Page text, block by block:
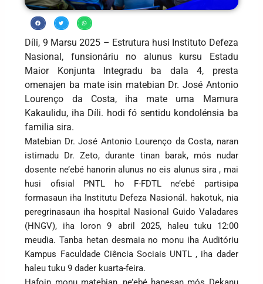
Díli, 9 Marsu 2025 – Estrutura husi Instituto Defeza
Nasional, funsionáriu no alunus kursu Estadu
Maior Konjunta Integradu ba dala 4, presta
omenajen ba mate isin matebian Dr. José Antonio
Lourenço da Costa, iha mate uma Mamura
Kakaulidu, iha Díli. hodi fó sentidu kondolénsia ba
familia sira.
Matebian Dr. José Antonio Lourenço da Costa, naran
istimadu Dr. Zeto, durante tinan barak, mós nudar
dosente ne’ebé hanorin alunus no eis alunus sira , mai
husi ofisial PNTL ho F-FDTL ne’ebé partisipa
formasaun iha Institutu Defeza Nasionál. hakotuk, nia
peregrinasaun iha hospital Nasional Guido Valadares
(HNGV), iha loron 9 abril 2025, haleu tuku 12:00
meudia. Tanba hetan desmaia no monu iha Auditóriu
Kampus Faculdade Ciência Sociais UNTL , iha dader
haleu tuku 9 dader kuarta-feira.